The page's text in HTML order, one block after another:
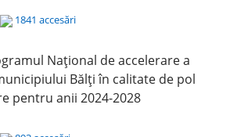
1841 accesări
Național de accelerare a
Bălți în calitate de pol
pentru anii 2024-2028